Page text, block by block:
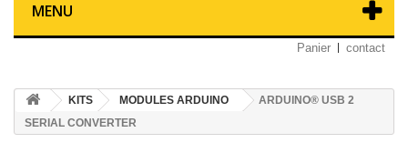
MENU
Panier contact
KITS MODULES ARDUINO
ARDUINO® USB 2
SERIAL CONVERTER